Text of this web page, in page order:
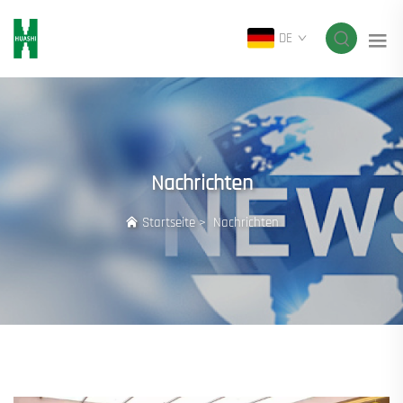
DE
Nachrichten
Startseite> Nachrichten